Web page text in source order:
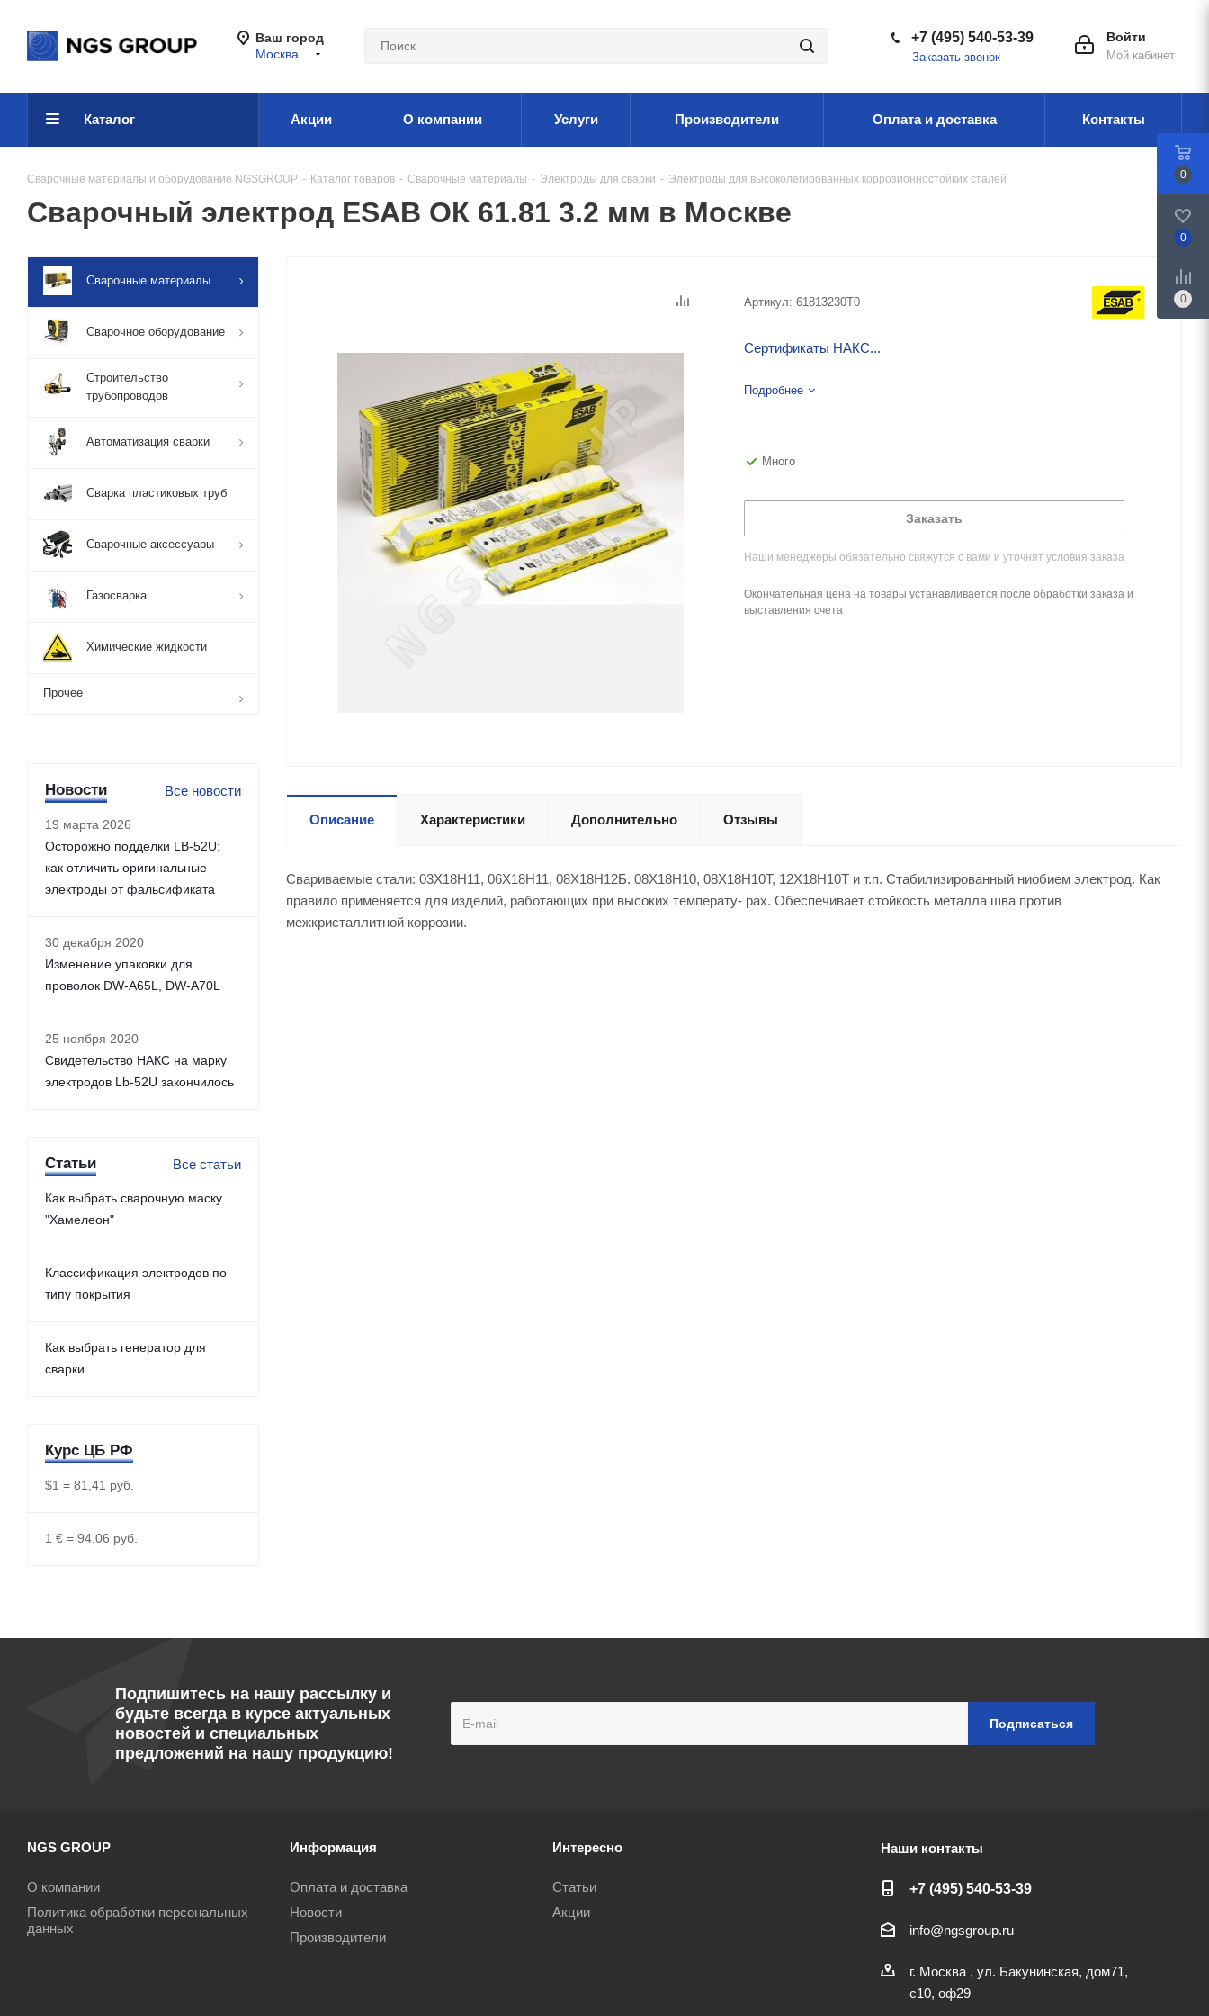
Ваш город
Москва
Войти
Мой кабинет
+7 (495) 540-53-39
Заказать звонок
Каталог Акции О компании Услуги Производители Оплата и доставка Контакты
Сварочные материалы и оборудование NGSGROUP - Каталог товаров - Сварочные материалы - Электроды для сварки - Электроды для высоколегированных коррозионностойких сталей
Сварочный электрод ESAB ОК 61.81 3.2 мм в Москве
Артикул: 61813230T0
Сертификаты НАКС...
Подробнее
Много
Заказать
Наши менеджеры обязательно свяжутся с вами и уточнят условия заказа
Окончательная цена на товары устанавливается после обработки заказа и
выставления счета
Описание Характеристики Дополнительно Отзывы
Свариваемые стали: 03Х18Н11, 06Х18Н11, 08Х18Н12Б. 08Х18Н10, 08Х18Н10Т, 12Х18Н10Т и т.п. Стабилизированный ниобием электрод. Как
правило применяется для изделий, работающих при высоких температу- рах. Обеспечивает стойкость металла шва против
межкристаллитной коррозии.
Сварочные материалы
Сварочное оборудование
Строительство
трубопроводов
Автоматизация сварки
Сварка пластиковых труб
Сварочные аксессуары
Газосварка
Химические жидкости
Прочее
Новости Все новости
19 марта 2026
Осторожно подделки LB-52U:
как отличить оригинальные
электроды от фальсификата
30 декабря 2020
Изменение упаковки для
проволок DW-A65L, DW-A70L
25 ноября 2020
Свидетельство НАКС на марку
электродов Lb-52U закончилось
Статьи Все статьи
Как выбрать сварочную маску
"Хамелеон"
Классификация электродов по
типу покрытия
Как выбрать генератор для
сварки
Курс ЦБ РФ
$1 = 81,41 руб.
1 € = 94,06 руб.
Подпишитесь на нашу рассылку и
будьте всегда в курсе актуальных
новостей и специальных
предложений на нашу продукцию!
NGS GROUP
О компании
Политика обработки персональных
данных
Информация
Оплата и доставка
Новости
Производители
Интересно
Статьи
Акции
Наши контакты
+7 (495) 540-53-39
info@ngsgroup.ru
г. Москва , ул. Бакунинская, дом71,
с10, оф29
0
0
0